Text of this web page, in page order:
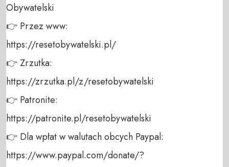
Obywatelski
👉 Przez www:
https://resetobywatelski.pl/
👉 Zrzutka:
https://zrzutka.pl/z/resetobywatelski
👉 Patronite:
https://patronite.pl/resetobywatelski
👉 Dla wpłat w walutach obcych Paypal:
https://www.paypal.com/donate/?